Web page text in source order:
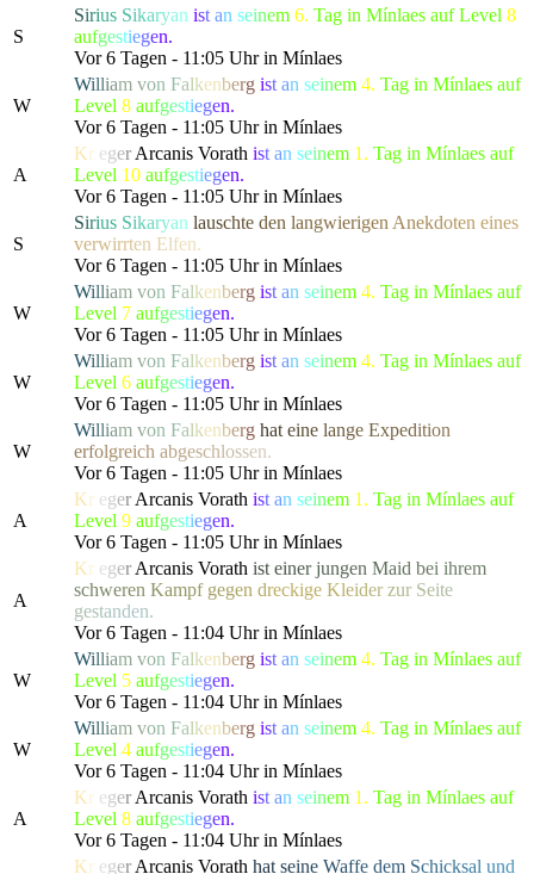
S
Sirius Sikaryan ist an seinem 6. Tag in Mínlaes auf Level 8
aufgestiegen.
Vor 6 Tagen - 11:05 Uhr in Mínlaes
W
William von Falkenberg ist an seinem 4. Tag in Mínlaes auf
Level 8 aufgestiegen.
Vor 6 Tagen - 11:05 Uhr in Mínlaes
A
Kr eger Arcanis Vorath ist an seinem 1. Tag in Mínlaes auf
Level 10 aufgestiegen.
Vor 6 Tagen - 11:05 Uhr in Mínlaes
S
Sirius Sikaryan lauschte den langwierigen Anekdoten eines
verwirrten Elfen.
Vor 6 Tagen - 11:05 Uhr in Mínlaes
W
William von Falkenberg ist an seinem 4. Tag in Mínlaes auf
Level 7 aufgestiegen.
Vor 6 Tagen - 11:05 Uhr in Mínlaes
W
William von Falkenberg ist an seinem 4. Tag in Mínlaes auf
Level 6 aufgestiegen.
Vor 6 Tagen - 11:05 Uhr in Mínlaes
W
William von Falkenberg hat eine lange Expedition
erfolgreich abgeschlossen.
Vor 6 Tagen - 11:05 Uhr in Mínlaes
A
Kr eger Arcanis Vorath ist an seinem 1. Tag in Mínlaes auf
Level 9 aufgestiegen.
Vor 6 Tagen - 11:05 Uhr in Mínlaes
A
Kr eger Arcanis Vorath ist einer jungen Maid bei ihrem
schweren Kampf gegen dreckige Kleider zur Seite
gestanden.
Vor 6 Tagen - 11:04 Uhr in Mínlaes
W
William von Falkenberg ist an seinem 4. Tag in Mínlaes auf
Level 5 aufgestiegen.
Vor 6 Tagen - 11:04 Uhr in Mínlaes
W
William von Falkenberg ist an seinem 4. Tag in Mínlaes auf
Level 4 aufgestiegen.
Vor 6 Tagen - 11:04 Uhr in Mínlaes
A
Kr eger Arcanis Vorath ist an seinem 1. Tag in Mínlaes auf
Level 8 aufgestiegen.
Vor 6 Tagen - 11:04 Uhr in Mínlaes
Kr eger Arcanis Vorath hat seine Waffe dem Schicksal und